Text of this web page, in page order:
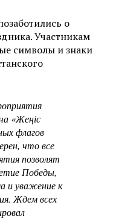
о
Участникам
символы и знаки
«Жеңіс
флагов
что все
позволят
Победы,
и уважение к
Ждем всех